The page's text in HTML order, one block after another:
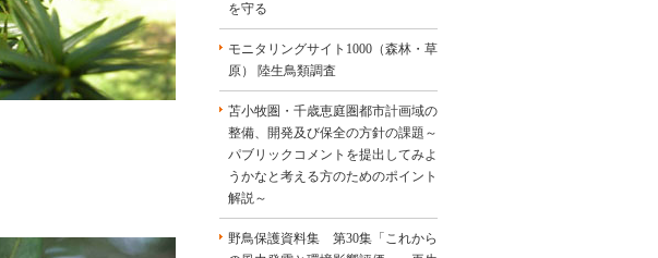
を守る
モニタリングサイト1000（森林・草
原） 陸生鳥類調査
苫小牧圏・千歳恵庭圏都市計画域の
整備、開発及び保全の方針の課題～
パブリックコメントを提出してみよ
うかなと考える方のためのポイント
解説～
野鳥保護資料集 第30集「これから